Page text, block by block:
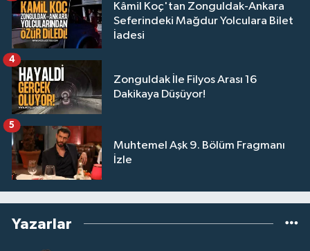
Kâmil Koç'tan Zonguldak-Ankara
Seferindeki Mağdur Yolculara Bilet
İadesi
Zonguldak İle Filyos Arası 16
Dakikaya Düşüyor!
4
Muhtemel Aşk 9. Bölüm Fragmanı
İzle
5
Yazarlar